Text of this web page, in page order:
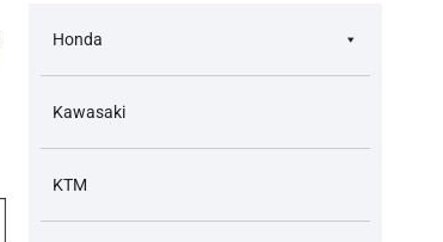
Honda
Kawasaki
KTM